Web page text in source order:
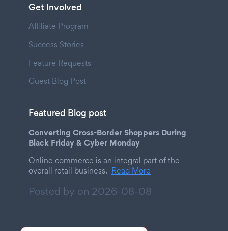
Get Involved
Affiliate Program
Success Stories
Feature Requests
Guest Blog Post
Featured Blog post
Converting Cross-Border Shoppers During
Black Friday & Cyber Monday
Online commerce is an integral part of the
overall retail business. Read More
Posted by on 2026-08-08